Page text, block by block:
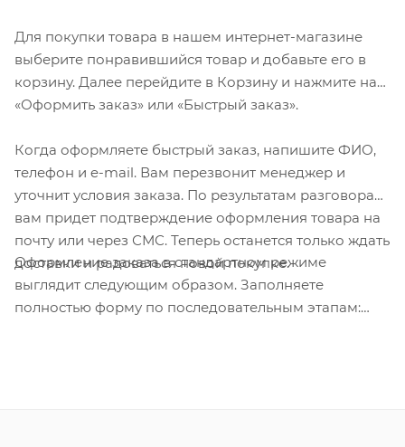
Для покупки товара в нашем интернет-магазине
выберите понравившийся товар и добавьте его в
корзину. Далее перейдите в Корзину и нажмите на
«Оформить заказ» или «Быстрый заказ».
Когда оформляете быстрый заказ, напишите ФИО,
телефон и e-mail. Вам перезвонит менеджер и
уточнит условия заказа. По результатам разговора
вам придет подтверждение оформления товара на
почту или через СМС. Теперь останется только ждать
доставки и радоваться новой покупке.
Оформление заказа в стандартном режиме
выглядит следующим образом. Заполняете
полностью форму по последовательным этапам: